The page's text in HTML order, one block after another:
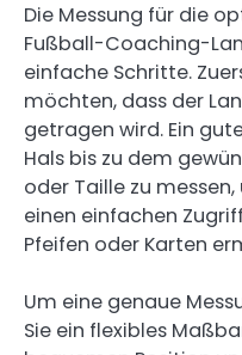
Die Messung für die
Fußball-Coaching-
einfache Schritte.
möchten, dass der
getragen wird. Ein
Hals bis zu dem
oder Taille zu
einen einfachen
Pfeifen oder Karten
Um eine genaue
Sie ein flexibles